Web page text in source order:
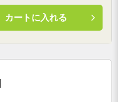
カートに入れる